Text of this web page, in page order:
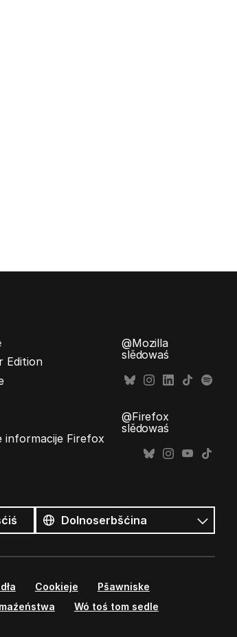
Edition
informacije Firefox
@Mozilla
slědowaś
@Firefox
slědowaś
rěcy
Rěc
Cookieje
Pšawniske
Wó toś tom sedle